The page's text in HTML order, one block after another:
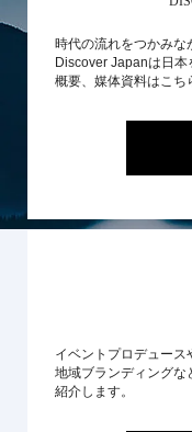
時代の流れをつかみな
Discover Japanは日
概要、媒体資料はこち
イベントプロデュース
地域ブランディング
紹介します。